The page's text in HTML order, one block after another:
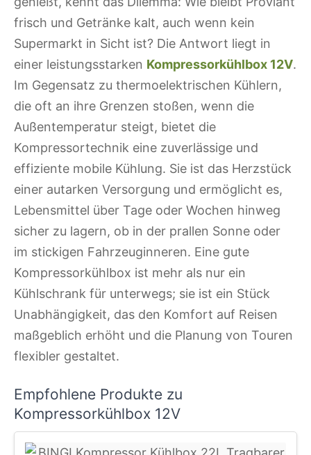
frisch und Getränke kalt, auch wenn kein
Supermarkt in Sicht ist? Die Antwort liegt in
einer leistungsstarken Kompressorkühlbox 12V.
Im Gegensatz zu thermoelektrischen Kühlern,
die oft an ihre Grenzen stoßen, wenn die
Außentemperatur steigt, bietet die
Kompressortechnik eine zuverlässige und
effiziente mobile Kühlung. Sie ist das Herzstück
einer autarken Versorgung und ermöglicht es,
Lebensmittel über Tage oder Wochen hinweg
sicher zu lagern, ob in der prallen Sonne oder
im stickigen Fahrzeuginneren. Eine gute
Kompressorkühlbox ist mehr als nur ein
Kühlschrank für unterwegs; sie ist ein Stück
Unabhängigkeit, das den Komfort auf Reisen
maßgeblich erhöht und die Planung von Touren
flexibler gestaltet.
Empfohlene Produkte zu
Kompressorkühlbox 12V